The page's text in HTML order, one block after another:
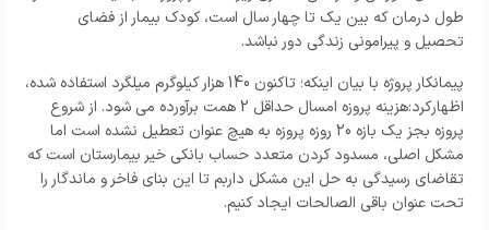
طول درمان که بین یک تا چهار سال است، کودک بیمار از فضای
تحصیل و پیرامونی زندگی دور نباشد.
پیمانکار پروژه با بیان اینکه؛ تاکنون 140 هزار کیلوگرم میلگرد استفاده شده،
اظهارکرد:هزینه پروزه امسال حداقل 2 همت برآورده می شود. از شروع
پروزه بجز یک بازه 20 روزه پروزه به هیچ عنوان تعطیل نشده است اما
مشکل اصلی، مسدود کردن متعدد حساب بانکی خیر بیمارستان است که
تقاضای رسیدگی به حل این مشکل داربم تا این بنای فاخر و ماندگار را
تحت عنوان باقی الصالحات ایجاد کنیم.